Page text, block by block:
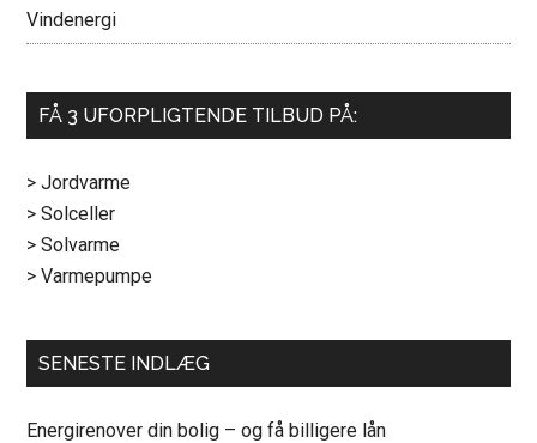
Vindenergi
FÅ 3 UFORPLIGTENDE TILBUD PÅ:
> Jordvarme
> Solceller
> Solvarme
> Varmepumpe
SENESTE INDLÆG
Energirenover din bolig – og få billigere lån